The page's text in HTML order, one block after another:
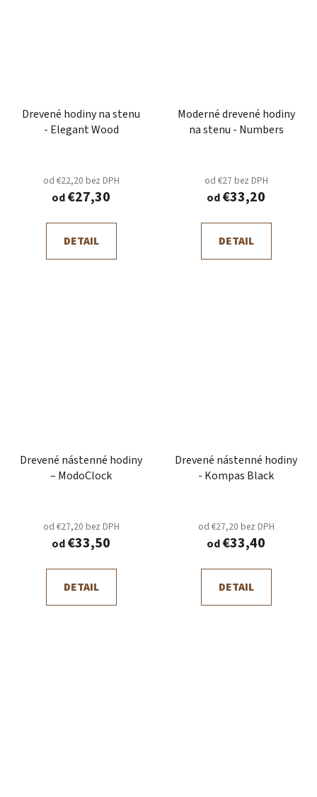
Drevené hodiny na stenu
- Elegant Wood
od €22,20 bez DPH
od€27,30
DETAIL
Moderné drevené hodiny
na stenu - Numbers
od €27 bez DPH
od€33,20
DETAIL
Drevené nástenné hodiny
– ModoClock
od €27,20 bez DPH
od€33,50
DETAIL
Drevené nástenné hodiny
- Kompas Black
od €27,20 bez DPH
od€33,40
DETAIL